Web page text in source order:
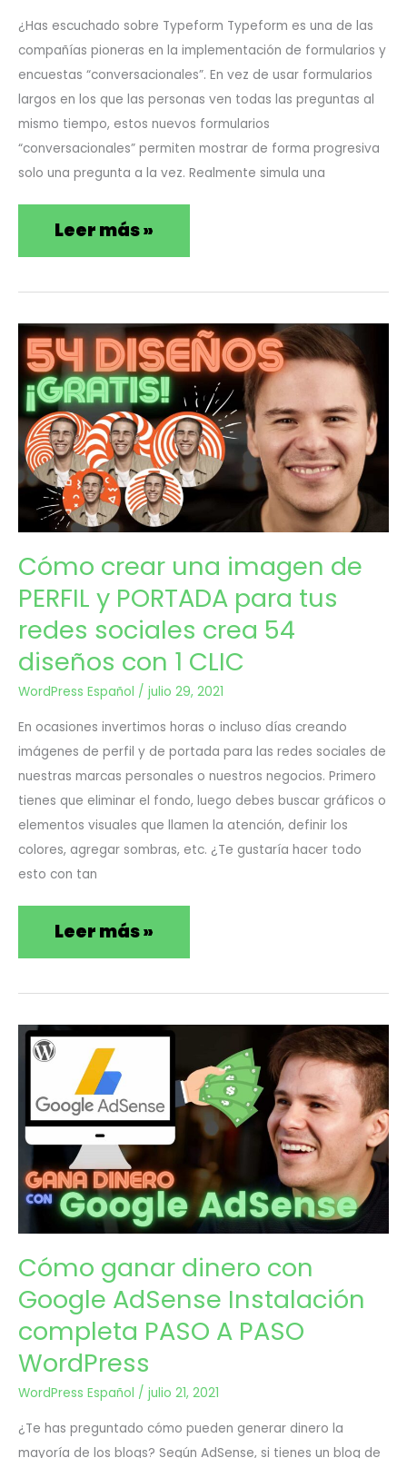
¿Has escuchado sobre Typeform Typeform es una de las
compañías pioneras en la implementación de formularios y
encuestas “conversacionales”. En vez de usar formularios
largos en los que las personas ven todas las preguntas al
mismo tiempo, estos nuevos formularios
“conversacionales” permiten mostrar de forma progresiva
solo una pregunta a la vez. Realmente simula una
GRATIS
Leer más »
Jul
29
2021
Cómo crear una imagen de
PERFIL y PORTADA para tus
redes sociales crea 54
diseños con 1 CLIC
WordPress Español / julio 29, 2021
En ocasiones invertimos horas o incluso días creando
imágenes de perfil y de portada para las redes sociales de
nuestras marcas personales o nuestros negocios. Primero
tienes que eliminar el fondo, luego debes buscar gráficos o
elementos visuales que llamen la atención, definir los
colores, agregar sombras, etc. ¿Te gustaría hacer todo
esto con tan
Cómo
crear
una
imagen
de
PERFIL
PORTADA
para
tus
redes
sociales
crea
54
diseños
con
CLIC
Leer más »
Jul
21
Cómo ganar dinero con
Google AdSense Instalación
completa PASO A PASO
WordPress
WordPress Español / julio 21, 2021
¿Te has preguntado cómo pueden generar dinero la
mayoría de los blogs? Según AdSense, si tienes un blog de
Cómo
ganar
dinero
con
Google
AdSense
completa
PASO
PASO
WordPress